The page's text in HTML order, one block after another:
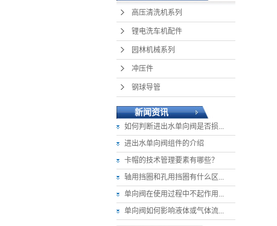
高压清洗机系列
锂电洗车机配件
园林机械系列
冲压件
钢球导管
新闻资讯
如何判断进出水单向阀是否损...
进出水单向阀组件的介绍
卡帽的技术管理要素有哪些？
轴用挡圈和孔用挡圈有什么区...
单向阀在使用过程中不起作用...
单向阀如何影响液体或气体流...